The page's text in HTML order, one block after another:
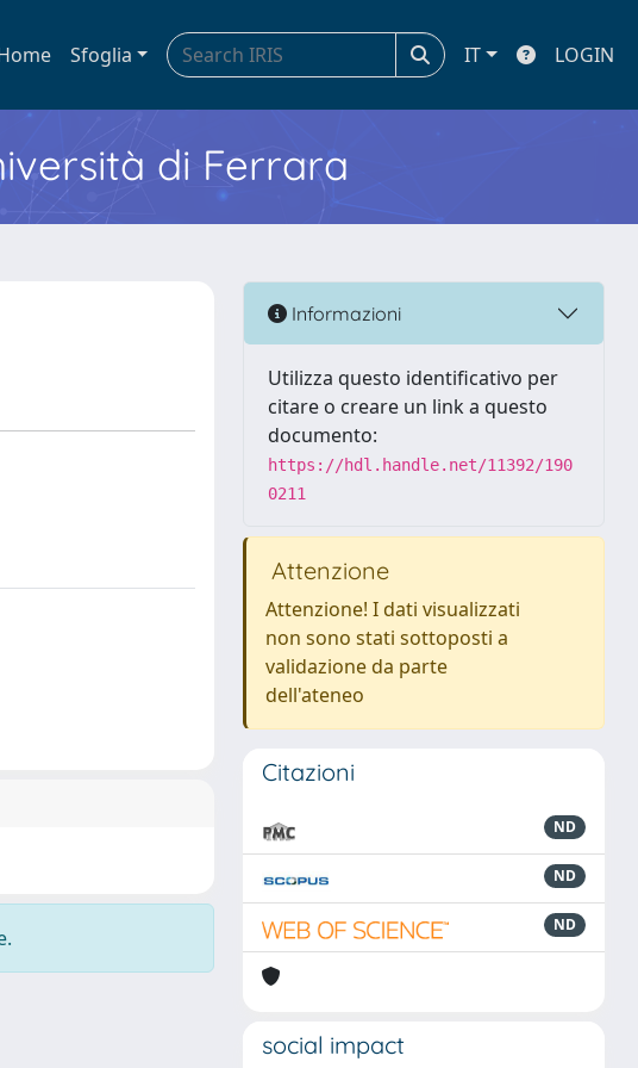
Sfoglia IT LOGIN
di Ferrara
Informazioni
Utilizza questo identificativo per
citare o creare un link a questo
documento:
https://hdl.handle.net/11392/190
0211
Attenzione
Attenzione! I dati visualizzati
non sono stati sottoposti a
validazione da parte
dell'ateneo
Citazioni
ND
ND
ND
social impact